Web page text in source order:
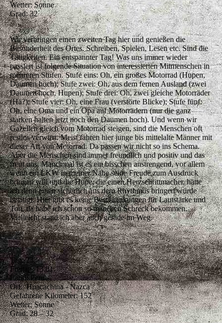
Wetter: Sonne
Grad: 32
Wir verbringen einen zweiten Tag hier und genießen die
Besonderheit des Ortes. Schreiben, Spielen, Lesen etc. Sind die
Tätigkeiten. Ein entspannter Tag! Was uns immer wieder
passiert ist folgende Situation von interessierten Mitmenschen in
mehreren Stufen. Stufe eins: Oh, ein großes Motorrad (Hupen,
Daumen hoch); Stufe zwei: Oh, aus dem fernen Ausland (zwei
Daumen hoch, Hupen); Stufe drei: Oh, zwei gleiche Motorräder
(Hä?); Stufe vier: Oh, eine Frau (verstörte Blicke); Stufe fünf:
Oh, eine Oma und ein Opa auf Motorrädern (nur die ganz
starken halten jetzt noch den Daumen hoch). Und wenn wir
Gazellen gleich vom Motorrad steigen, sind die Menschen oft
restlos verwirrt. Meist fahren hier junge bis mittelalte Männer mit
dieser Art von Motorrad. Da passen wir nicht so ins Schema.
Aber die Menschen sind immer freundlich und positiv und das
freut uns. Manchmal ist es ein bisschen anstrengend, vor allem
wenn ein LKW in meiner Nähe seine Freude zum Ausdruck
bringen will und die Hupe, die einen Herzschrittmacher, hätte
ich denn einen sicherlich aus dem Rhythmus bringen würde
betätigt. Hier gibt es keine Beschränkungen für Lautstärke und
Ton, da habe ich schon so manchen Schreck bekommen.
Vielleicht stand ich aber auch gerade im Weg.
Tag: 233
Freitag, 13.01.
Land: Peru
Ort: Huacachina - Nazca
Gefahrene Kilometer: 152
Wetter: Sonne
Grad: 28 – 32